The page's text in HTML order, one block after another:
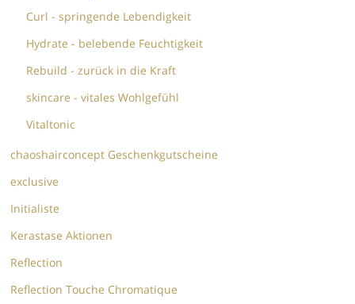
Curl - springende Lebendigkeit
Hydrate - belebende Feuchtigkeit
Rebuild - zurück in die Kraft
skincare - vitales Wohlgefühl
Vitaltonic
chaoshairconcept Geschenkgutscheine
exclusive
Initialiste
Kerastase Aktionen
Reflection
Reflection Touche Chromatique